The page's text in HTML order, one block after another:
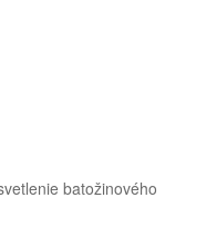
batožinového